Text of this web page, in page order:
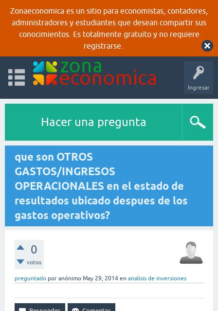
Zonaeconomica es un sitio para economistas, contadores,
administradores y estudiantes que desean compartir sus
conocimientos. Es totalmente gratuito y no requiere
registrarse.
Ingresar
Hacer una pregunta
que son OTROS
GASTOS/INGRESOS
OPERACIONALES en el estado de
resultados ubicado despues de los
gastos operativos?
0
votos
preguntado por anónimo May 29, 2014 en analisis de inversiones